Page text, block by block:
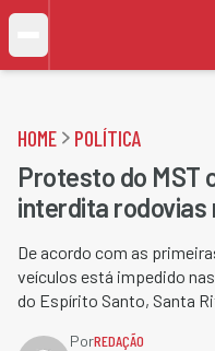
HOME POLÍTICA
Protesto do MST
interdita rodovias
De acordo com as
veículos está impedido
do Espírito Santo, Santa
PorREDAÇÃO